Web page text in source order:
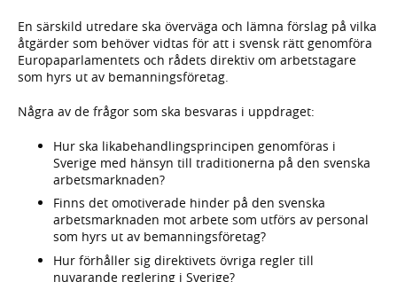
En särskild utredare ska överväga och lämna förslag på vilka
åtgärder som behöver vidtas för att i svensk rätt genomföra
Europaparlamentets och rådets direktiv om arbetstagare
som hyrs ut av bemanningsföretag.
Några av de frågor som ska besvaras i uppdraget:
Hur ska likabehandlingsprincipen genomföras i
Sverige med hänsyn till traditionerna på den svenska
arbetsmarknaden?
Finns det omotiverade hinder på den svenska
arbetsmarknaden mot arbete som utförs av personal
som hyrs ut av bemanningsföretag?
Hur förhåller sig direktivets övriga regler till
nuvarande reglering i Sverige?